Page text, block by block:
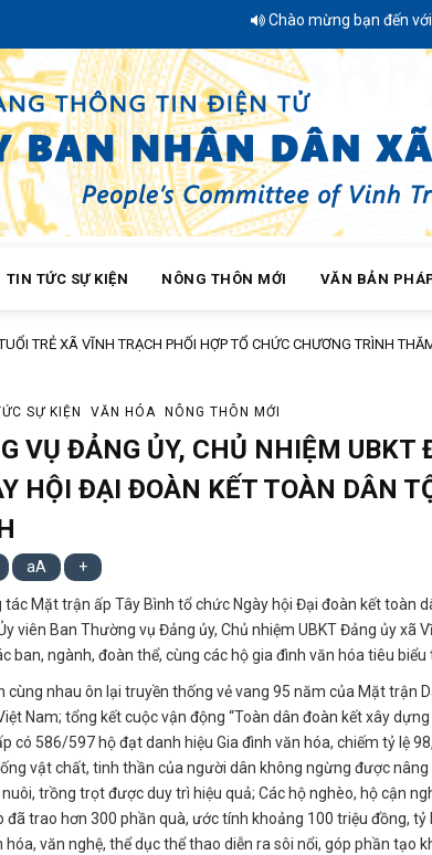
Chào mừng bạn đến với Trang
TIN TỨC SỰ KIỆN NÔNG THÔN MỚI VĂN BẢN
VĨNH TRẠCH PHỐI HỢP TỔ CHỨC CHƯƠNG TRÌNH THĂM HỎI,
SỰ KIỆN VĂN HÓA NÔNG THÔN MỚI
VỤ ĐẢNG ỦY, CHỦ NHIỆM UBKT
HỘI ĐẠI ĐOÀN KẾT TOÀN DÂN
aA +
Mặt trận ấp Tây Bình tổ chức Ngày hội Đại đoàn kết toàn
viên Ban Thường vụ Đảng ủy, Chủ nhiệm UBKT Đảng ủy xã
ban, ngành, đoàn thể, cùng các hộ gia đình văn hóa tiêu biểu
nhau ôn lại truyền thống vẻ vang 95 năm của Mặt trận
Nam; tổng kết cuộc vận động “Toàn dân đoàn kết xây
có 586/597 hộ đạt danh hiệu Gia đình văn hóa, chiếm tỷ lệ
vật chất, tinh thần của người dân không ngừng được nâng
trồng trọt được duy trì hiệu quả; Các hộ nghèo, hộ cận
trao hơn 300 phần quà, ước tính khoảng 100 triệu đồng, tỷ
văn nghệ, thể dục thể thao diễn ra sôi nổi, góp phần tạo